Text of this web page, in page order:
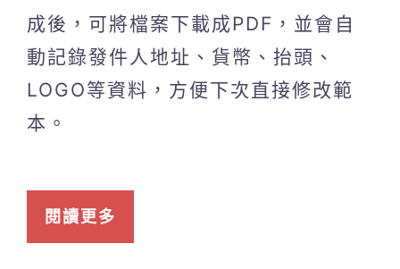
成後，可將檔案下載成PDF，並會自
動記錄發件人地址、貨幣、抬頭、
LOGO等資料，方便下次直接修改範
本。
閱讀更多